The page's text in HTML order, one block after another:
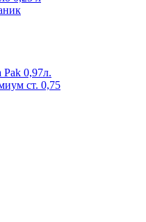
0,97л.
ст. 0,75